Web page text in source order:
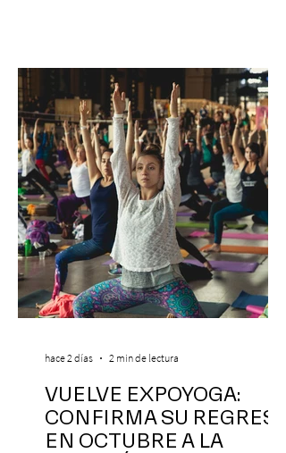
VUELVE EXPOYOGA:
CONFIRMA SU REGRESO
EN OCTUBRE A LA
hace 2 días 2 min de lectura